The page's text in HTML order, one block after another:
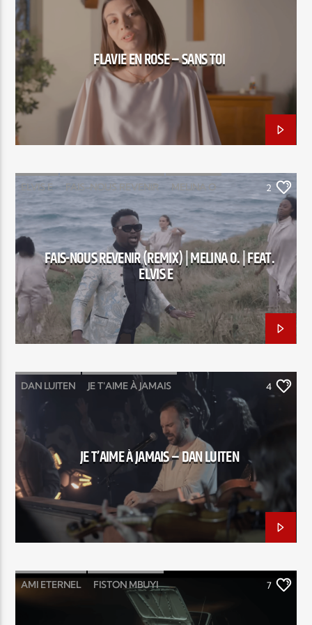
Elyon Live
Elyon Kids
CHORISTE MUINDA FLAVIE EN ROSE
SANS TOI
FLAVIE EN ROSE – SANS TOI
ELVIS E FAIS-NOUS REVENIR MELINA O 2
FAIS-NOUS REVENIR (REMIX) | MELINA O. | FEAT.
ELVIS E
DAN LUITEN JE T'AIME À JAMAIS
SAMUEL OLIVIER
SUR LA TERRE
4
JE T’AIME À JAMAIS – DAN LUITEN
AMI ETERNEL FISTON MBUYI 7